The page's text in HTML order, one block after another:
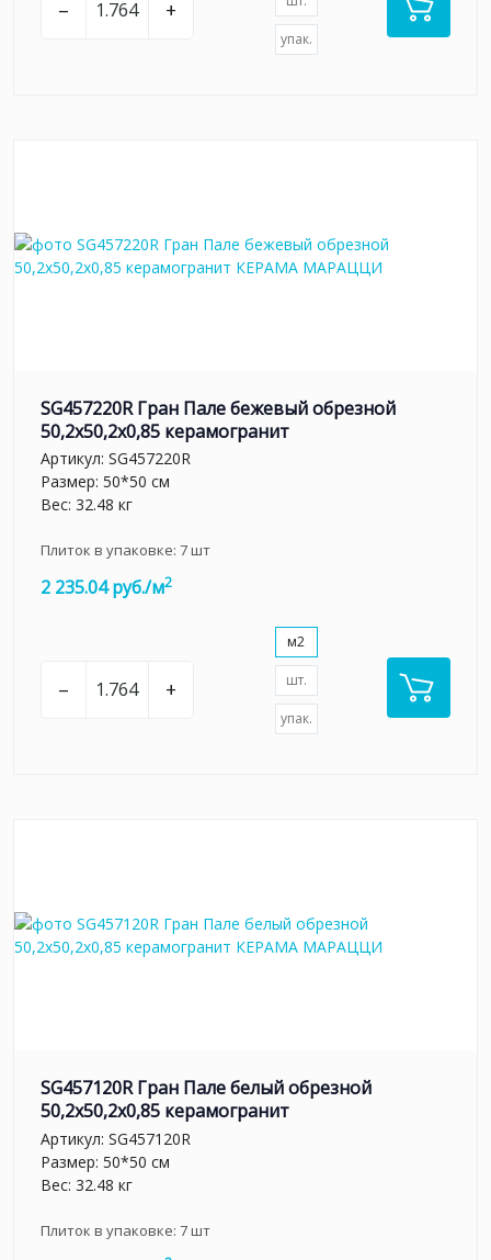
– +
упак.
SG457220R Гран Пале бежевый обрезной
50,2x50,2x0,85 керамогранит
Артикул: SG457220R
Размер: 50*50 см
Вес: 32.48 кг
Плиток в упаковке: 7шт
2 235.04 руб./м2
– +
м2
шт.
упак.
SG457120R Гран Пале белый обрезной
50,2x50,2x0,85 керамогранит
Артикул: SG457120R
Размер: 50*50 см
Вес: 32.48 кг
Плиток в упаковке: 7шт